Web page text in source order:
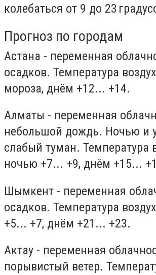
колебаться от 9 до 23
Прогноз по городам
Астана - переменная
осадков. Температура
мороза, днём +12... +14.
Алматы - переменная
небольшой дождь. Ночью и
слабый туман. Температура
ночью +7... +9, днём +15...
Шымкент - переменная
осадков. Температура
+5... +7, днём +21... +23.
Актау - переменная
порывистый ветер.